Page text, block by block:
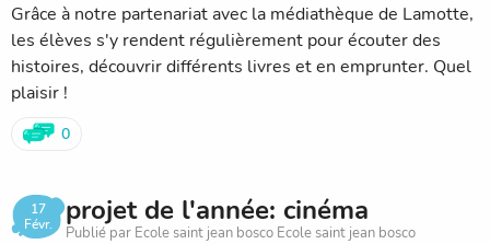
Grâce à notre partenariat avec la médiathèque de Lamotte,
les élèves s'y rendent régulièrement pour écouter des
histoires, découvrir différents livres et en emprunter. Quel
plaisir !
0
17
Févr.
projet de l'année: cinéma
Publié par Ecole saint jean bosco Ecole saint jean bosco